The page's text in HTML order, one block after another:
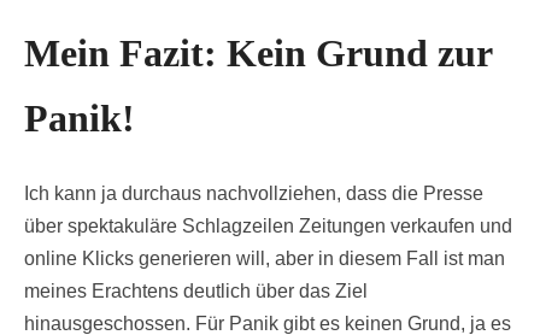
Mein Fazit: Kein Grund zur
Panik!
Ich kann ja durchaus nachvollziehen, dass die Presse
über spektakuläre Schlagzeilen Zeitungen verkaufen und
online Klicks generieren will, aber in diesem Fall ist man
meines Erachtens deutlich über das Ziel
hinausgeschossen. Für Panik gibt es keinen Grund, ja es